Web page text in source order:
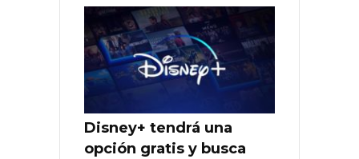
Disney+ tendrá una
opción gratis y busca